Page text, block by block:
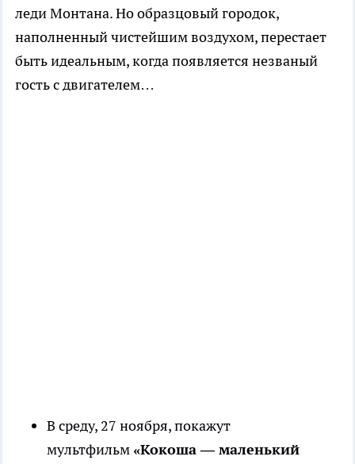
леди Монтана. Но образцовый городок,
наполненный чистейшим воздухом, перестает
быть идеальным, когда появляется незваный
гость с двигателем…
В среду, 27 ноября, покажут
мультфильм «Кокоша — маленький